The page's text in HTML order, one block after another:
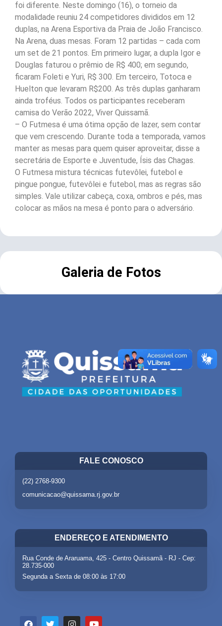
foi diferente. Neste domingo (16), o torneio da
modalidade reuniu 24 competidores divididos em 12
duplas, na Arena Esportiva da Praia de João Francisco.
Na Arena, duas mesas. Foram 12 partidas – cada com
um set de 21 pontos. Em primeiro lugar, a dupla Igor e
Douglas faturou o prêmio de R$ 400; em segundo,
ficaram Foleti e Yuri, R$ 300. Em terceiro, Totoca e
Huelton que levaram R$200. As três duplas ganharam
ainda troféus. Todos os participantes receberam
camisa do Verão 2022, Viver Quissamã.
– O Futmesa é uma ótima opção de lazer, sem contar
que vem crescendo. Durante toda a temporada, vamos
manter as mesas para quem quiser aproveitar, disse a
secretária de Esporte e Juventude, Ísis das Chagas.
O Futmesa mistura técnicas futevôlei, futebol e
pingue pongue, futevôlei e futebol, mas as regras são
simples. Vale utilizar cabeça, coxa, ombros e pés, mas
colocar as mãos na mesa é ponto para o adversário.
Galeria de Fotos
FALE CONOSCO
(22) 2768-9300
comunicacao@quissama.rj.gov.br
ENDEREÇO E ATENDIMENTO
Rua Conde de Araruama, 425 - Centro Quissamã - RJ - Cep:
28.735-000
Segunda a Sexta de 08:00 às 17:00